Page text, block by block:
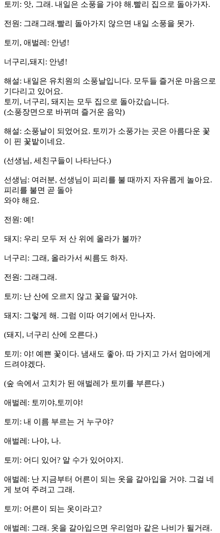
토끼: 앗, 그래. 내일은 소풍을 가야 해.빨리 집으로 돌아가자.
전원: 그래그래.빨리 돌아가지 않으면 내일 소풍을 못가.
토끼, 애벌레: 안녕!
너구리,돼지: 안녕!
해설: 내일은 유치원의 소풍날입니다. 모두들 즐거운 마음으로
기다리고 있어요.
토끼, 너구리, 돼지는 모두 집으로 돌아갔습니다.
(소풍장면으로 바뀌며 즐거운 음악)
해설: 소풍날이 되었어요. 토끼가 소풍가는 곳은 아름다운 꽃
이 핀 꽃밭이네요.
(선생님, 세친구들이 나타난다.)
선생님: 여러분, 선생님이 피리를 불 때까지 자유롭게 놀아요.
피리를 불면 곧 돌아
와야 해요.
전원: 예!
돼지: 우리 모두 저 산 위에 올라가 볼까?
너구리: 그래, 올라가서 씨름도 하자.
전원: 그래그래.
토끼: 난 산에 오르지 않고 꽃을 딸거야.
돼지: 그렇게 해. 그럼 이따 여기에서 만나자.
(돼지, 너구리 산에 오른다.)
토끼: 야! 예쁜 꽃이다. 냄새도 좋아. 따 가지고 가서 엄마에게
드려야겠다.
(숲 속에서 고치가 된 애벌레가 토끼를 부른다.)
애벌레: 토끼야,토끼야!
토끼: 내 이름 부르는 거 누구야?
애벌레: 나야, 나.
토끼: 어디 있어? 알 수가 있어야지.
애벌레: 난 지금부터 어른이 되는 옷을 갈아입을 거야. 그걸 네
게 보여 주려고 그래.
토끼: 어른이 되는 옷이라고?
애벌레: 그래. 옷을 갈아입으면 우리엄마 같은 나비가 될거래.